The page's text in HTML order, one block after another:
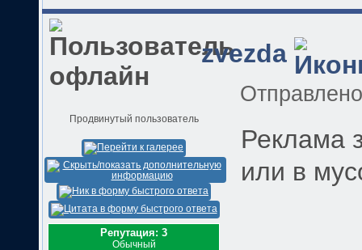
zvezda
Продвинутый пользователь
Репутация: 3
Обычный
Реклама
или в